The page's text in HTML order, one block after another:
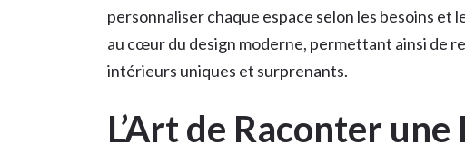
personnaliser chaque espace selon les besoins et
au cœur du design moderne, permettant ainsi de
intérieurs uniques et surprenants.
L’Art de Raconter